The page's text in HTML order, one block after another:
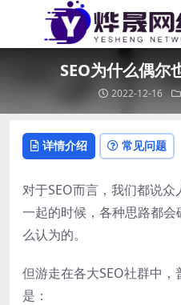
SEO为什么偶尔
2022-12-16
详情介绍 常见问题
对于SEO而言，我们都说
一起的时候，各种思路都
么认为的。
但游走在各大SEO社群中
是：